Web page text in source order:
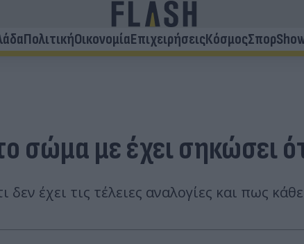
ΠολιτικήΟικονομίαΕπιχειρήσειςΚόσμοςΣπορ
σώμα με έχει σηκώσει
έχει τις τέλειες αναλογίες και πως